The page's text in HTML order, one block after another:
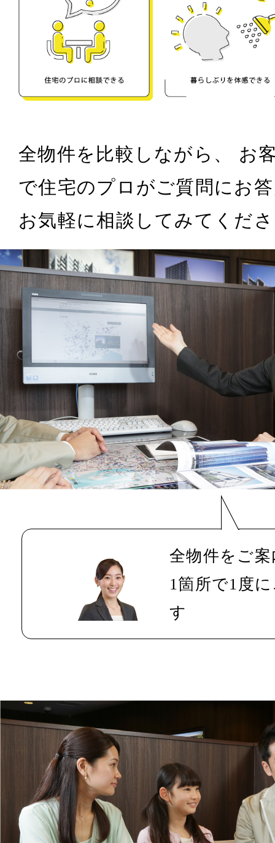
全物件を比較しながら、 お
で住宅のプロがご質問にお
お気軽に相談してみてくだ
全物件をご
1箇所で1度
す